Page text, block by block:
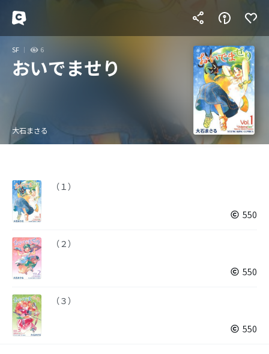
SF 6
おいでませり
大石まさる
（１）
550
（２）
550
（３）
550